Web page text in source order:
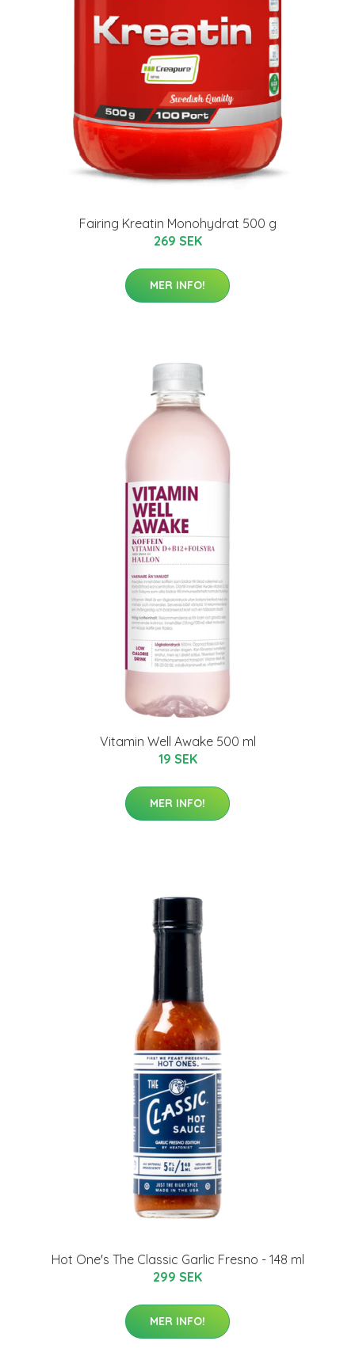
Fairing Kreatin Monohydrat 500 g
269 SEK
MER INFO!
Vitamin Well Awake 500 ml
19 SEK
MER INFO!
Hot One's The Classic Garlic Fresno - 148 ml
299 SEK
MER INFO!